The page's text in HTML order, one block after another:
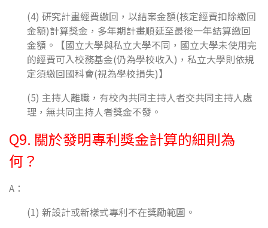
(4) 研究計畫經費繳回，以結案金額(核定經費扣除繳回
金額)計算獎金，多年期計畫順延至最後一年結算繳回
金額。【國立大學與私立大學不同，國立大學未使用完
的經費可入校務基金(仍為學校收入)，私立大學則依規
定須繳回國科會(視為學校損失)】
(5) 主持人離職，有校內共同主持人者交共同主持人處
理，無共同主持人者獎金不發。
Q9. 關於發明專利獎金計算的細則為
何？
A：
(1) 新設計或新樣式專利不在獎勵範圍。